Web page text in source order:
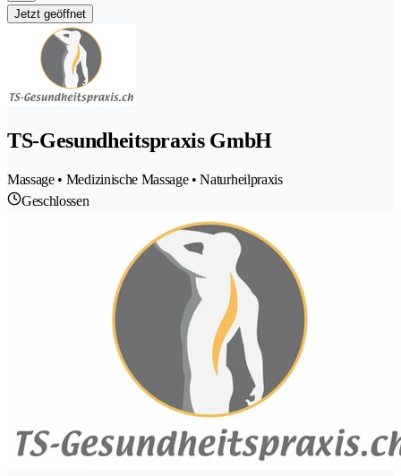
Jetzt geöffnet
TS-Gesundheitspraxis GmbH
Massage • Medizinische Massage • Naturheilpraxis
Geschlossen